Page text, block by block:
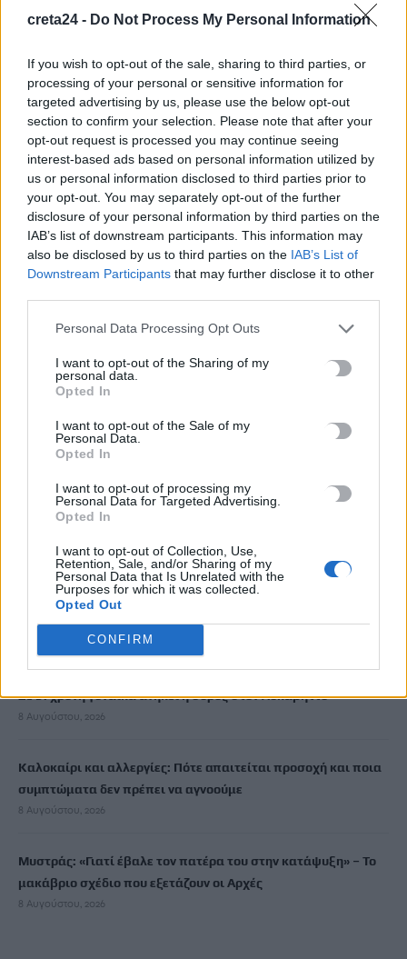
creta24 - Do Not Process My Personal Information
If you wish to opt-out of the sale, sharing to third parties, or
processing of your personal or sensitive information for
targeted advertising by us, please use the below opt-out
section to confirm your selection. Please note that after your
opt-out request is processed you may continue seeing
interest-based ads based on personal information utilized by
us or personal information disclosed to third parties prior to
your opt-out. You may separately opt-out of the further
disclosure of your personal information by third parties on the
IAB’s list of downstream participants. This information may
also be disclosed by us to third parties on the IAB’s List of
Downstream Participants that may further disclose it to other
Personal Data Processing Opt Outs
I want to opt-out of the Sharing of my
personal data.
Opted In
I want to opt-out of the Sale of my
Personal Data.
Opted In
I want to opt-out of processing my
Personal Data for Targeted Advertising.
Opted In
I want to opt-out of Collection, Use,
Retention, Sale, and/or Sharing of my
Personal Data that Is Unrelated with the
Purposes for which it was collected.
Opted Out
CONFIRM
Το Πανεπιστήμιο Κρήτης διοργανώνει, σε συνεργασία με τον
Δήμο Αγίου Νικολάου, εκδήλωση του Κέντρου Μεσογειακού
Newsroom
ΡΟΗ ΕΙΔΗΣΕΩΝ
“Έρθεις δεν έρθεις…θα σ”αγκαλιάζω”: Συναυλία αγάπης στις
24 Αυγούστου στο ΕΛ.ΜΕ.ΠΑ.
8 Αυγούστου, 2026
Από την Παρασκευή 11 Σεπτεμβρίου το καθιερωμένο παζάρι
8 Αυγούστου, 2026
Τουρισμός για Ολους 2026-2027: Τα SOS για να «κλειδώσετε»
8 Αυγούστου, 2026
8 Αυγούστου, 2026
Βαρύ πένθος για τον Μέσι: «Έφυγε» από τη ζωή ο πατέρας του
8 Αυγούστου, 2026
Χανιά: Αναστάτωση από φωτιά κοντά σε σπίτια
8 Αυγούστου, 2026
Σε 57χρονη γυναίκα ανήκει η σορός στον Λυκαβηττό
8 Αυγούστου, 2026
Καλοκαίρι και αλλεργίες: Πότε απαιτείται προσοχή και ποια
συμπτώματα δεν πρέπει να αγνοούμε
8 Αυγούστου, 2026
Μυστράς: «Γιατί έβαλε τον πατέρα του στην κατάψυξη» – Το
μακάβριο σχέδιο που εξετάζουν οι Αρχές
8 Αυγούστου, 2026